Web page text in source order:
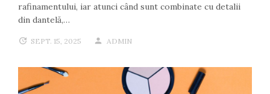
rafinamentului, iar atunci când sunt combinate cu detalii
din dantelă,…
SEPT. 15, 2025 ADMIN